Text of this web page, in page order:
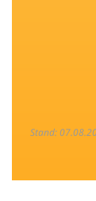
Stand: